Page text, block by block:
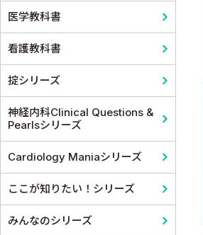
医学教科書
看護教科書
掟シリーズ
神経内科Clinical Questions &
Pearlsシリーズ
Cardiology Maniaシリーズ
ここが知りたい！シリーズ
みんなのシリーズ